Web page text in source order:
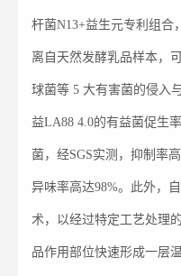
杆菌N13+益生元专利组合
离自天然发酵乳品样本，
球菌等 5 大有害菌的侵入
益LA88 4.0的有益菌促生
菌，经SGS实测，抑制率
异味率高达98%。此外，
术，以经过特定工艺处理
品作用部位快速形成一层